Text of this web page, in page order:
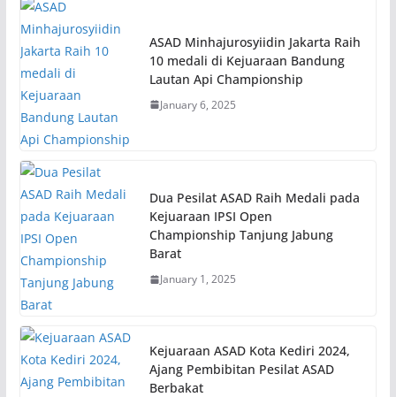
ASAD Minhajurosyiidin Jakarta Raih
10 medali di Kejuaraan Bandung
Lautan Api Championship
January 6, 2025
Dua Pesilat ASAD Raih Medali pada
Kejuaraan IPSI Open
Championship Tanjung Jabung
Barat
January 1, 2025
Kejuaraan ASAD Kota Kediri 2024,
Ajang Pembibitan Pesilat ASAD
Berbakat